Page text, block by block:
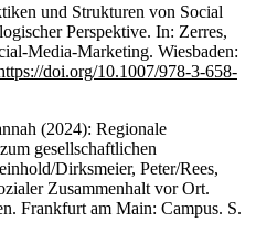
und Strukturen von Social
Perspektive. In: Zerres,
Media-Marketing. Wiesbaden:
doi.org/10.1007/978-3-658-
(2024): Regionale
gesellschaftlichen
Dirksmeier, Peter/Rees,
Zusammenhalt vor Ort.
Frankfurt am Main: Campus. S.